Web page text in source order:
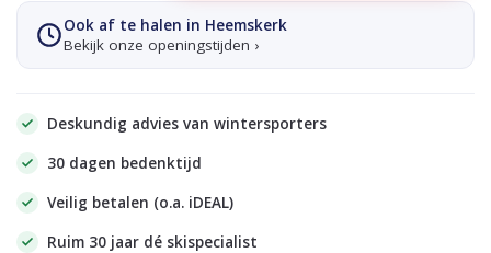
Ook af te halen in Heemskerk
Bekijk onze openingstijden ›
Deskundig advies van wintersporters
30 dagen bedenktijd
Veilig betalen (o.a. iDEAL)
Ruim 30 jaar dé skispecialist